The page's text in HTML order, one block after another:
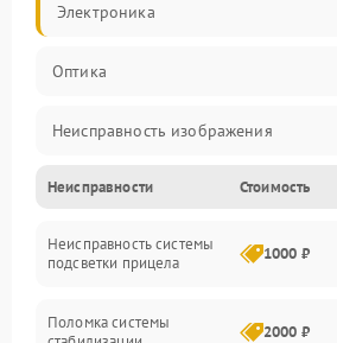
Электроника
Оптика
Неисправность изображения
Механические повреждения
Неисправность фокусировки и оптики
Неисправности Стоимость
Неисправность системы
подсветки прицела
1000 ₽
Поломка системы
2000 ₽